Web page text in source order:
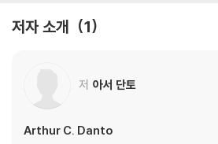
11장 역사의 양상들 : 가능성과 희극
아서 단토의 <예술의 종말 이후>에 관하여- 김
저자 소개 1
저 아서 단토
Arthur C. Danto